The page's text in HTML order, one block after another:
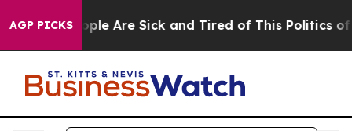
AGP PICKS
“People Are Sick and Tired of This Politics of